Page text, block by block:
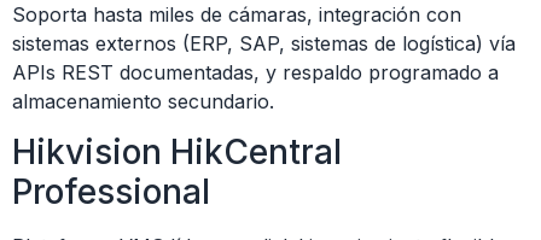
Soporta hasta miles de cámaras, integración con
sistemas externos (ERP, SAP, sistemas de logística) vía
APIs REST documentadas, y respaldo programado a
almacenamiento secundario.
Hikvision HikCentral
Professional